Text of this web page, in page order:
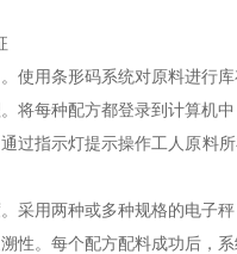
用条形码系统对原料进行库
每种配方都登录到计算机中
指示灯提示操作工人原料所
用两种或多种规格的电子秤
。每个配方配料成功后，系